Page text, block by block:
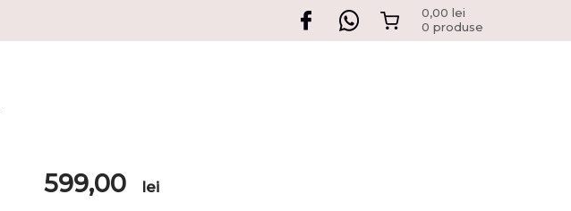
0,00 lei
0 produse
599,00 lei